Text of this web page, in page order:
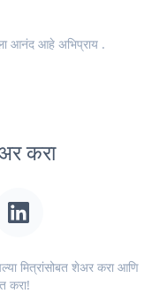
आनंद आहे अभिप्राय .
करा
मित्रांसोबत शेअर करा आणि
करा!